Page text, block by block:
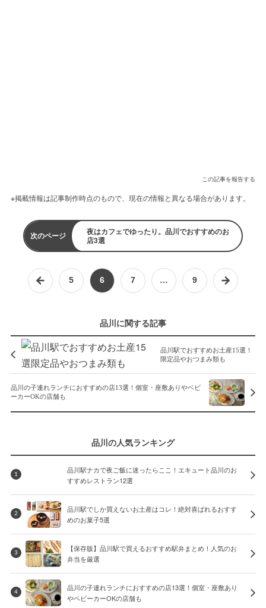
この記事を報告する
※掲載情報は記事制作時点のもので、現在の情報と異なる場合があります。
次のページ
夜はカフェでゆったり。品川でおすすめのお
店3選
5 6 7 … 9
品川に関する記事
品川駅でおすすめお土産15選！
限定品やおつまみ類も
品川の子連れランチにおすすめの店13選！個室・座敷ありやベビ
ーカーOKの店舗も
品川の人気ランキング
1
品川駅ナカで夜ご飯に迷ったらここ！エキュート品川のお
すすめレストラン12選
2
品川駅でしか買えないお土産はコレ！絶対喜ばれるおすす
めのお菓子5選
3
【保存版】品川駅で買えるおすすめ駅弁まとめ！人気のお
弁当を厳選
4
品川の子連れランチにおすすめの店13選！個室・座敷あり
やベビーカーOKの店舗も